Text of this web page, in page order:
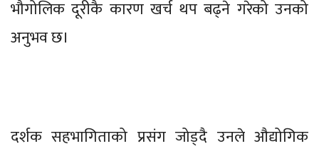
भौगोलिक दूरीकै कारण खर्च थप बढ्ने गरेको उनको
अनुभव छ।
दर्शक सहभागिताको प्रसंग जोड्दै उनले औद्योगिक